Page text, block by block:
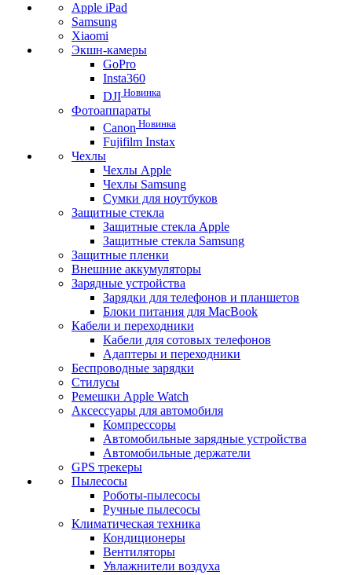
Apple iPad
Samsung
Xiaomi
Экшн-камеры
GoPro
Insta360
DJI Новинка
Фотоаппараты
Canon Новинка
Fujifilm Instax
Чехлы
Чехлы Apple
Чехлы Samsung
Сумки для ноутбуков
Защитные стекла
Защитные стекла Apple
Защитные стекла Samsung
Защитные пленки
Внешние аккумуляторы
Зарядные устройства
Зарядки для телефонов и планшетов
Блоки питания для MacBook
Кабели и переходники
Кабели для сотовых телефонов
Адаптеры и переходники
Беспроводные зарядки
Стилусы
Ремешки Apple Watch
Аксессуары для автомобиля
Компрессоры
Автомобильные зарядные устройства
Автомобильные держатели
GPS трекеры
Пылесосы
Роботы-пылесосы
Ручные пылесосы
Климатическая техника
Кондиционеры
Вентиляторы
Увлажнители воздуха